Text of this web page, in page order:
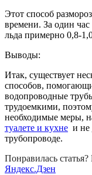
Этот способ
времени. За один
льда примерно 0,8-
Выводы:
Итак, существует
способов,
водопроводные
трудоемкими,
необходимые меры,
туалете и кухне и не
трубопроводе.
Понравилась
Яндекс.Дзен